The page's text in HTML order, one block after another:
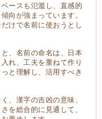
ースも氾濫し、直感的
向が強まっています。
けで名前に使おうとし
、名前の命名は、日本
れ、工夫を重ねて作り
と理解し、活用すべき
、漢字の吉凶の意味、
を総合的に見通して、